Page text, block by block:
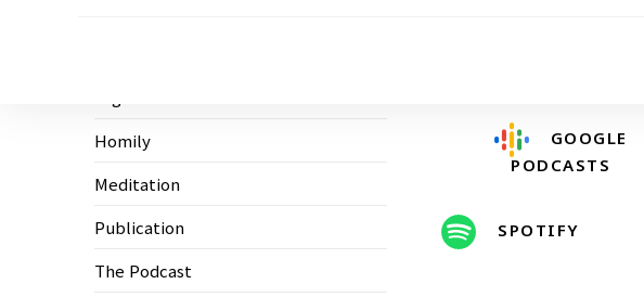
Homily
Meditation
Publication
The Podcast
GOOGLE
PODCASTS
SPOTIFY